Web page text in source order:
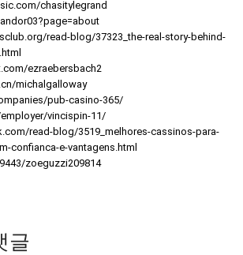
chasitylegrand
read-blog/37323_the-real-story-behind-
ezraebersbach2
michalgalloway
pub-casino-365/
vincispin-11/
read-blog/3519_melhores-cassinos-para-
confianca-e-vantagens.html
zoeguzzi209814
글